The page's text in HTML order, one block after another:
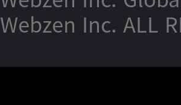
Webzen Inc. ALL